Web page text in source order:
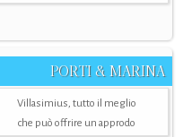
PORTI & MARINA
Villasimius, tutto il meglio
che può offrire un approdo